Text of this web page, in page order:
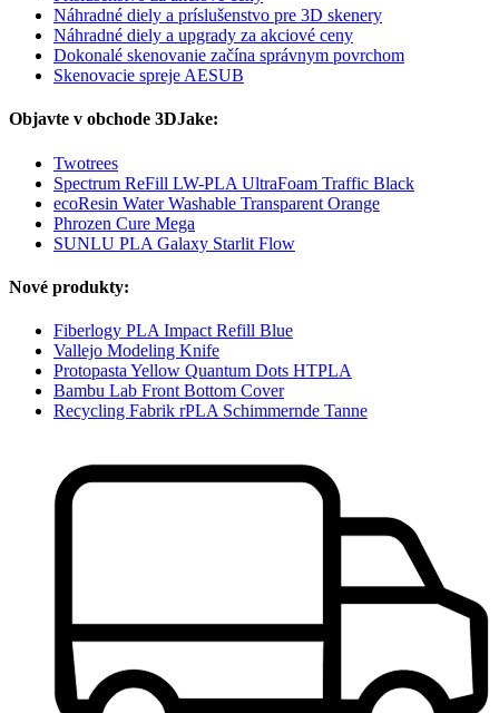
Náhradné diely a príslušenstvo pre 3D skenery
Náhradné diely a upgrady za akciové ceny
Dokonalé skenovanie začína správnym povrchom
Skenovacie spreje AESUB
Objavte v obchode 3DJake:
Twotrees
Spectrum ReFill LW-PLA UltraFoam Traffic Black
ecoResin Water Washable Transparent Orange
Phrozen Cure Mega
SUNLU PLA Galaxy Starlit Flow
Nové produkty:
Fiberlogy PLA Impact Refill Blue
Vallejo Modeling Knife
Protopasta Yellow Quantum Dots HTPLA
Bambu Lab Front Bottom Cover
Recycling Fabrik rPLA Schimmernde Tanne